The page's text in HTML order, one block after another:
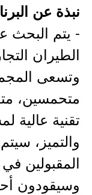
نبذة عن
- يتم
الطيران
وتسعى
متحمسين،
تقنية عالية
والتميز،
المقبولين في
وسيقودون